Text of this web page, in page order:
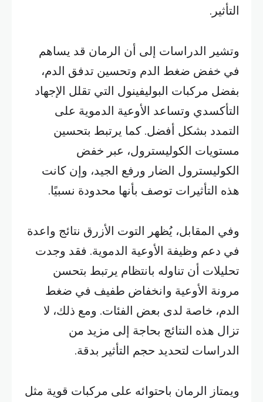
التأثير.
وتشير الدراسات إلى أن الرمان قد يساهم
في خفض ضغط الدم وتحسين تدفق الدم،
بفضل مركبات البوليفينول التي تقلل الإجهاد
التأكسدي وتساعد الأوعية الدموية على
التمدد بشكل أفضل. كما يرتبط بتحسين
مستويات الكوليسترول، عبر خفض
الكوليسترول الضار ورفع الجيد، وإن كانت
هذه التأثيرات توصف بأنها محدودة نسبيًا.
وفي المقابل، يُظهر التوت الأزرق نتائج واعدة
في دعم وظيفة الأوعية الدموية. فقد وجدت
تحليلات أن تناوله بانتظام يرتبط بتحسن
مرونة الأوعية وانخفاض طفيف في ضغط
الدم، خاصة لدى بعض الفئات. ومع ذلك، لا
تزال هذه النتائج بحاجة إلى مزيد من
الدراسات لتحديد حجم التأثير بدقة.
ويمتاز الرمان باحتوائه على مركبات قوية مثل